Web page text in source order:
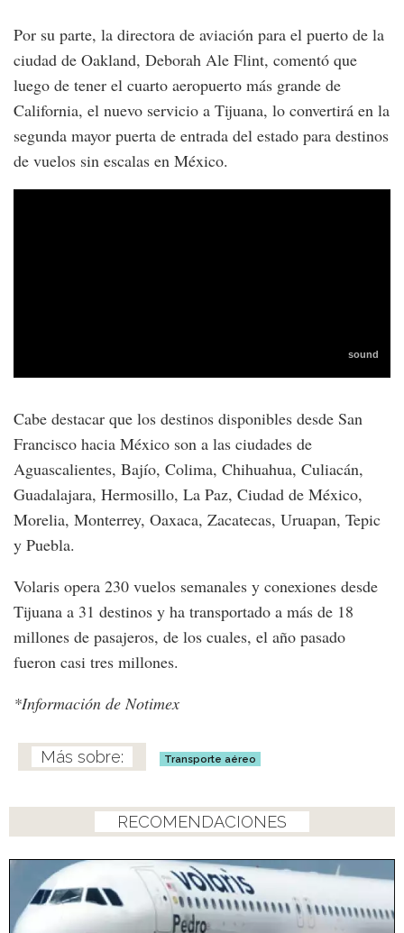
Por su parte, la directora de aviación para el puerto de la
ciudad de Oakland, Deborah Ale Flint, comentó que
luego de tener el cuarto aeropuerto más grande de
California, el nuevo servicio a Tijuana, lo convertirá en la
segunda mayor puerta de entrada del estado para destinos
de vuelos sin escalas en México.
Cabe destacar que los destinos disponibles desde San
Francisco hacia México son a las ciudades de
Aguascalientes, Bajío, Colima, Chihuahua, Culiacán,
Guadalajara, Hermosillo, La Paz, Ciudad de México,
Morelia, Monterrey, Oaxaca, Zacatecas, Uruapan, Tepic
y Puebla.
Volaris opera 230 vuelos semanales y conexiones desde
Tijuana a 31 destinos y ha transportado a más de 18
millones de pasajeros, de los cuales, el año pasado
fueron casi tres millones.
*Información de Notimex
Transporte aéreo
RECOMENDACIONES